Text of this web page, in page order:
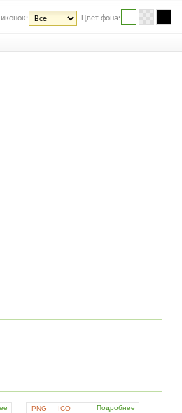
Цвет фона:
PNG ICO Подробнее